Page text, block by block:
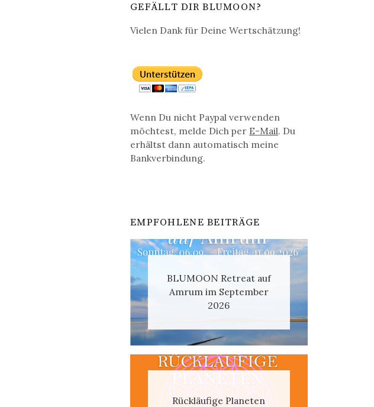
GEFÄLLT DIR BLUMOON?
Vielen Dank für Deine Wertschätzung!
Wenn Du nicht Paypal verwenden
möchtest, melde Dich per E-Mail. Du
erhältst dann automatisch meine
Bankverbindung.
EMPFOHLENE BEITRÄGE
BLUMOON Retreat auf
Amrum im September
2026
Rückläufige Planeten